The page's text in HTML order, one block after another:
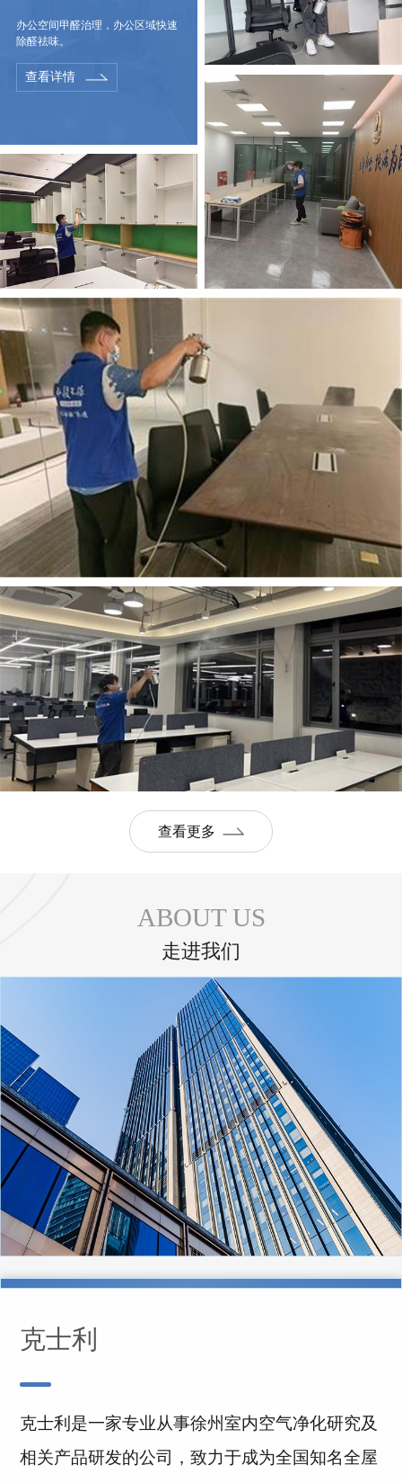
办公空间甲醛治理，办公区域快速
除醛祛味。
查看详情
查看更多
ABOUT US
走进我们
克士利
克士利是一家专业从事徐州室内空气净化研究及
相关产品研发的公司，致力于成为全国知名全屋